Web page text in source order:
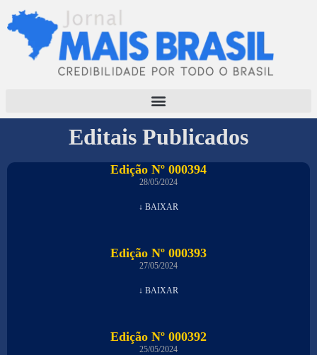
Editais Publicados
Edição Nº 000394
28/05/2024
↓ BAIXAR
Edição Nº 000393
27/05/2024
↓ BAIXAR
Edição Nº 000392
25/05/2024